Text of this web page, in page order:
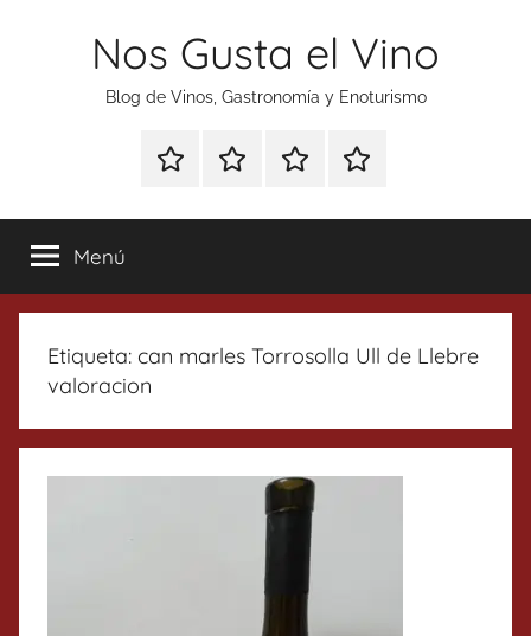
Nos Gusta el Vino
Blog de Vinos, Gastronomía y Enoturismo
Especial
Tonics
Enoturismo
Gastronomía
RankingContacto
Menú
Etiqueta: can marles Torrosolla Ull de Llebre
valoracion